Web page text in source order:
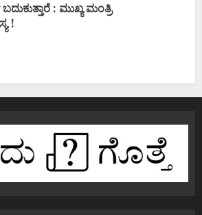
: ಮುಖ್ಯ ಮಂತ್ರಿ
!